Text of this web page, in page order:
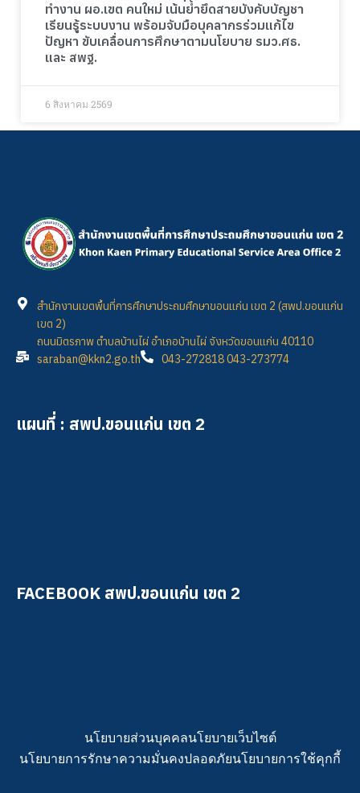
ทำงาน ผอ.เขต คนใหม่ เน้นย้ำยึดสายบังคับบัญชา
เรียนรู้ระบบงาน พร้อมจับมือบุคลากรร่วมแก้ไข
ปัญหา ขับเคลื่อนการศึกษาตามนโยบาย รมว.ศธ.
และ สพฐ.
6 สิงหาคม 2569
สำนักงานเขตพื้นที่การศึกษาประถมศึกษาขอนแก่น เขต 2 (สพป.ขอนแก่น
เขต 2)
ถนนมิตรภาพ ตำบลบ้านไผ่ อำเภอบ้านไผ่ จังหวัดขอนแก่น 40110
saraban@kkn2.go.th
043-272818 043-273774
แผนที่ : สพป.ขอนแก่น เขต 2
FACEBOOK สพป.ขอนแก่น เขต 2
นโยบายส่วนบุคคลนโยบายเว็บไซต์
นโยบายการรักษาความมั่นคงปลอดภัยนโยบายการใช้คุกกี้